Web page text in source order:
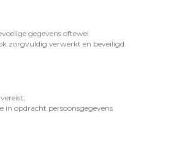
gegevens oftewel
zorgvuldig verwerkt en beveiligd.
in opdracht persoonsgegevens